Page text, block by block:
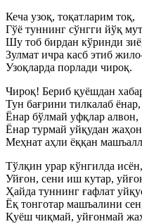
Кеча узоқ, тоқатларим тоқ,
Гўё туннинг сўнгги йўқ
Шу тоб бирдан кўринди
Зулмат ичра касб этиб
Узоқларда порлади чироқ.
Чироқ! Бериб қуёшдан
Тун бағрини тилкалаб ёнар,
Ёнар бўлмай уфқлар алвон,
Ёнар турмай уйқудан
Меҳнат аҳли ёққан
Тўлқин урар кўнгилда исён,
Уйғон, сени иш кутар,
Ҳайда туннинг ғафлат
Ёқ тонготар машъалини
Қуёш чиқмай, уйғонмай